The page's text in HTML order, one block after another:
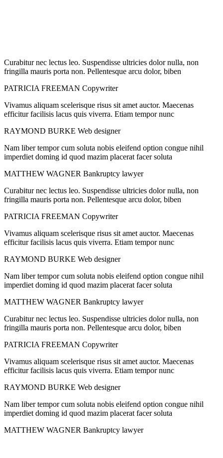
Curabitur nec lectus leo. Suspendisse ultricies dolor nulla, non
fringilla mauris porta non. Pellentesque arcu dolor, biben
PATRICIA FREEMAN Copywriter
Vivamus aliquam scelerisque risus sit amet auctor. Maecenas
efficitur facilisis lacus quis viverra. Etiam tempor nunc
RAYMOND BURKE Web designer
Nam liber tempor cum soluta nobis eleifend option congue nihil
imperdiet doming id quod mazim placerat facer soluta
MATTHEW WAGNER Bankruptcy lawyer
Curabitur nec lectus leo. Suspendisse ultricies dolor nulla, non
fringilla mauris porta non. Pellentesque arcu dolor, biben
PATRICIA FREEMAN Copywriter
Vivamus aliquam scelerisque risus sit amet auctor. Maecenas
efficitur facilisis lacus quis viverra. Etiam tempor nunc
RAYMOND BURKE Web designer
Nam liber tempor cum soluta nobis eleifend option congue nihil
imperdiet doming id quod mazim placerat facer soluta
MATTHEW WAGNER Bankruptcy lawyer
Curabitur nec lectus leo. Suspendisse ultricies dolor nulla, non
fringilla mauris porta non. Pellentesque arcu dolor, biben
PATRICIA FREEMAN Copywriter
Vivamus aliquam scelerisque risus sit amet auctor. Maecenas
efficitur facilisis lacus quis viverra. Etiam tempor nunc
RAYMOND BURKE Web designer
Nam liber tempor cum soluta nobis eleifend option congue nihil
imperdiet doming id quod mazim placerat facer soluta
MATTHEW WAGNER Bankruptcy lawyer